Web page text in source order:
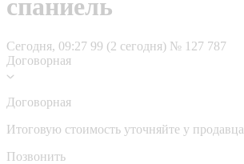
спаниель
Сегодня, 09:27 99 (2 сегодня) № 127 787
Договорная
Договорная
Итоговую стоимость уточняйте у продавца
Позвонить